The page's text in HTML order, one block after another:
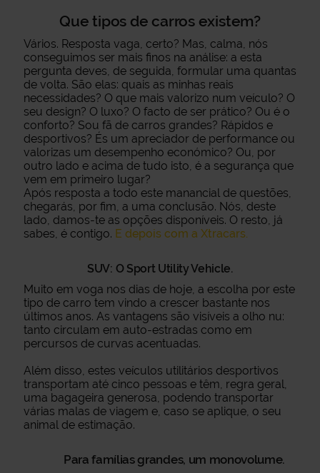
Que tipos de carros existem?
Vários. Resposta vaga, certo? Mas, calma, nós
conseguimos ser mais finos na análise: a esta
pergunta deves, de seguida, formular uma quantas
de volta. São elas: quais as minhas reais
necessidades? O que mais valorizo num veículo? O
seu design? O luxo? O facto de ser prático? Ou é o
conforto? Sou fã de carros grandes? Rápidos e
desportivos? És um apreciador de performance ou
valorizas um desempenho económico? Ou, por
outro lado e acima de tudo isto, é a segurança que
vem em primeiro lugar?
Após resposta a todo este manancial de questões,
chegarás, por fim, a uma conclusão. Nós, deste
lado, damos-te as opções disponíveis. O resto, já
sabes, é contigo. E depois com a Xtracars.
SUV: O Sport Utility Vehicle.
Muito em voga nos dias de hoje, a escolha por este
tipo de carro tem vindo a crescer bastante nos
últimos anos. As vantagens são visíveis a olho nu:
tanto circulam em auto-estradas como em
percursos de curvas acentuadas.
Além disso, estes veículos utilitários desportivos
transportam até cinco pessoas e têm, regra geral,
uma bagageira generosa, podendo transportar
várias malas de viagem e, caso se aplique, o seu
animal de estimação.
Para famílias grandes, um monovolume.